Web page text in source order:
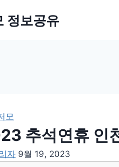
정보공유
모
추석연휴 인
자 9월 19, 2023